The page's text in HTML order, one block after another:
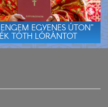
EGYENES ÚTON”
TÓTH LÓRÁNTOT